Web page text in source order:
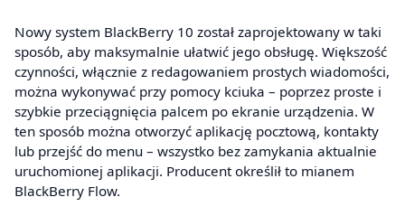
Nowy system BlackBerry 10 został zaprojektowany w taki
sposób, aby maksymalnie ułatwić jego obsługę. Większość
czynności, włącznie z redagowaniem prostych wiadomości,
można wykonywać przy pomocy kciuka – poprzez proste i
szybkie przeciągnięcia palcem po ekranie urządzenia. W
ten sposób można otworzyć aplikację pocztową, kontakty
lub przejść do menu – wszystko bez zamykania aktualnie
uruchomionej aplikacji. Producent określił to mianem
BlackBerry Flow.